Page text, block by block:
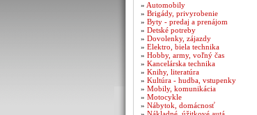
» Automobily
» Brigády, privyrobenie
» Byty - predaj a prenájom
» Detské potreby
» Dovolenky, zájazdy
» Elektro, biela technika
» Hobby, army, voľný čas
» Kancelárska technika
» Knihy, literatúra
» Kultúra - hudba, vstupenky
» Mobily, komunikácia
» Motocykle
» Nábytok, domácnosť